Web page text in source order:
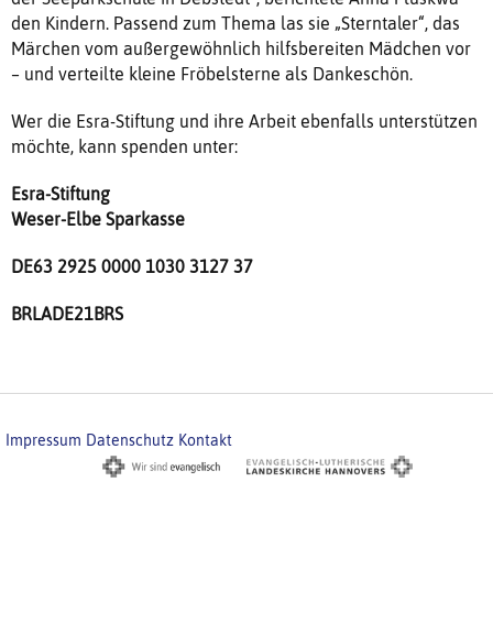
den Kindern. Passend zum Thema las sie „Sterntaler“, das
Märchen vom außergewöhnlich hilfsbereiten Mädchen vor
– und verteilte kleine Fröbelsterne als Dankeschön.
Wer die Esra-Stiftung und ihre Arbeit ebenfalls unterstützen
möchte, kann spenden unter:
Esra-Stiftung
Weser-Elbe Sparkasse
DE63 2925 0000 1030 3127 37
BRLADE21BRS
Impressum Datenschutz Kontakt